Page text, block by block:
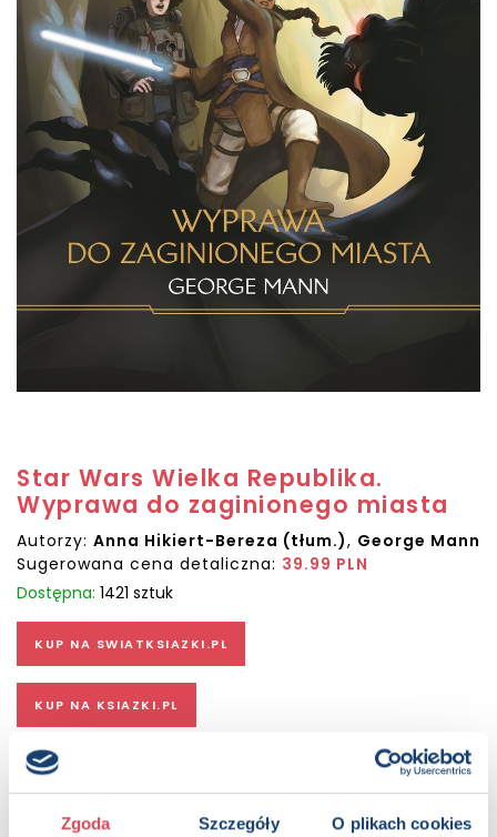
Zgoda Szczegóły O plikach cookies
Star Wars Wielka Republika.
Wyprawa do zaginionego miasta
Autorzy: Anna Hikiert-Bereza (tłum.), George Mann
Sugerowana cena detaliczna: 39.99 PLN
Dostępna: 1421 sztuk
KUP NA SWIATKSIAZKI.PL
KUP NA KSIAZKI.PL
OPIS
wczesnym okresie Wielkiej Republiki, w odległej galaktyce